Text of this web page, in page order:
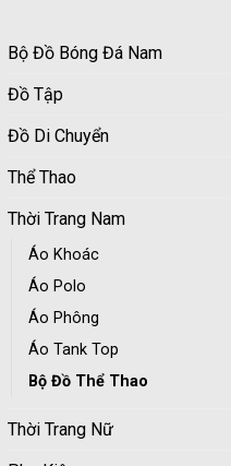
Bộ Đồ Bóng Đá Nam
Đồ Tập
Đồ Di Chuyển
Thể Thao
Thời Trang Nam
Áo Khoác
Áo Polo
Áo Phông
Áo Tank Top
Bộ Đồ Thể Thao
Thời Trang Nữ